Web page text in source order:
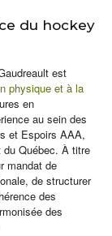
du hockey
est
physique et à la
en
au sein des
et Espoirs AAA,
Québec. À titre
mandat de
de structurer
des
des